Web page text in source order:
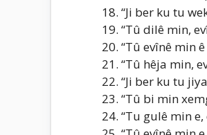
“Ji ber ku tu
“Tû dilê min,
“Tû evînê min
“Tû hêja min,
“Ji ber ku tu
“Tû bi min
“Tu gulê min